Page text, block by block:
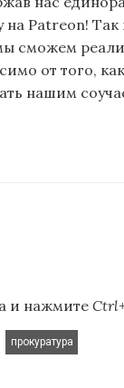
Patreon! Так
сможем
от того,
нашим
и нажмите
прокуратура